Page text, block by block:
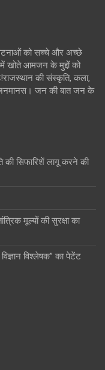
को सच्चे और अच्छे
खोते आमजन के मुद्दों को
की संस्कृति, कला,
जनमानस। जन की बात जन के
की सिफारिशें लागू करने की
मूल्यों की सुरक्षा का
विज्ञान विश्लेषक” का पेटेंट